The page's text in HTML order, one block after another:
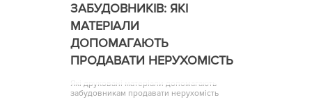
ЗАБУДОВНИКІВ: ЯКІ
МАТЕРІАЛИ
ДОПОМАГАЮТЬ
ПРОДАВАТИ НЕРУХОМІСТЬ
Які друковані матеріали допомагають
забудовникам продавати нерухомість